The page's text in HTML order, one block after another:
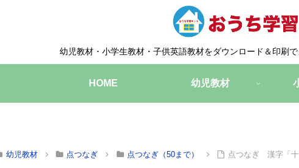
幼児教材・小学生教材・子供英語教材をダウンロード＆印刷
HOME 幼児教材
幼児教材 点つなぎ 点つなぎ（50まで） 点つなぎ 漢字「十